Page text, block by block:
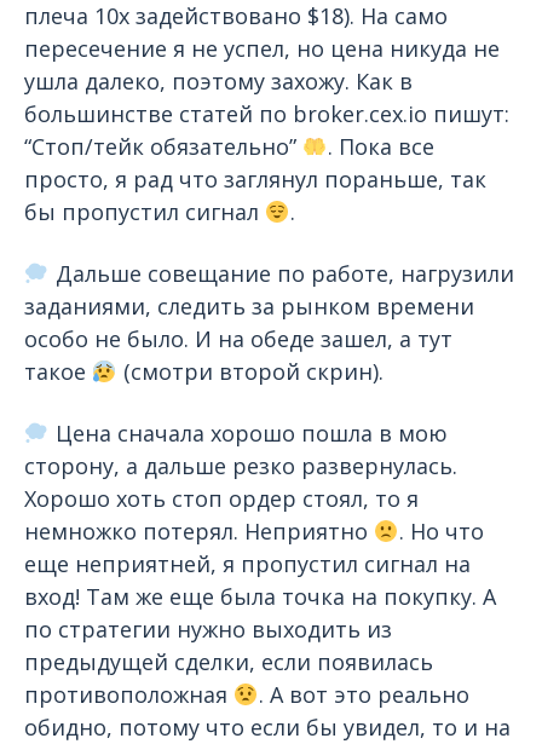
плеча 10х задействовано $18). На само
пересечение я не успел, но цена никуда не
ушла далеко, поэтому захожу. Как в
большинстве статей по broker.cex.io пишут:
“Стоп/тейк обязательно”
. Пока все
просто, я рад что заглянул пораньше, так
бы пропустил сигнал
.
Дальше совещание по работе, нагрузили
заданиями, следить за рынком времени
особо не было. И на обеде зашел, а тут
такое
(смотри второй скрин).
Цена сначала хорошо пошла в мою
сторону, а дальше резко развернулась.
Хорошо хоть стоп ордер стоял, то я
немножко потерял. Неприятно
. Но что
еще неприятней, я пропустил сигнал на
вход! Там же еще была точка на покупку. А
по стратегии нужно выходить из
предыдущей сделки, если появилась
противоположная
. А вот это реально
обидно, потому что если бы увидел, то и на